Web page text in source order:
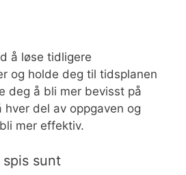
å løse tidligere
og holde deg til tidsplanen
deg å bli mer bevisst på
del av oppgaven og
mer effektiv.
sunt